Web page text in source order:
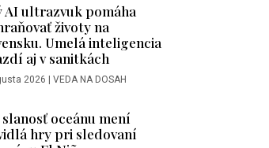
AI ultrazvuk pomáha
životy na
Umelá inteligencia
aj v sanitkách
2026 | VEDA NA DOSAH
oceánu mení
hry pri sledovaní